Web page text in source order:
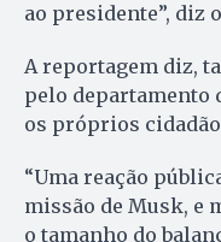
ao presidente”, diz
A reportagem diz,
pelo departamento
os próprios
“Uma reação
missão de Musk, e
o tamanho do